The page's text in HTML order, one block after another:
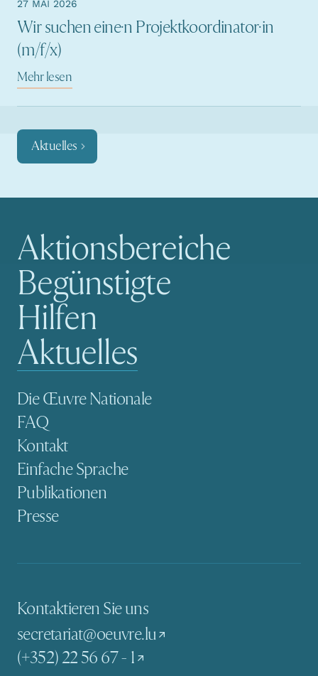
Wir suchen eine·n Projektkoordinator·in
(m/f/x)
27 MAI 2026
Mehr lesen
Aktuelles
Hauptnavigation
Aktionsbereiche
Begünstigte
Hilfen
Aktuelles
Sekundäre Navigation
Die Œuvre Nationale
FAQ
Kontakt
Einfache Sprache
Publikationen
Presse
Kontaktieren Sie uns
secretariat@oeuvre.lu
(+352) 22 56 67 - 1